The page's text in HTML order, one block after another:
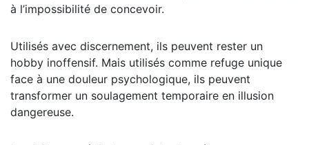
à l’impossibilité de concevoir.
Utilisés avec discernement, ils peuvent rester un
hobby inoffensif. Mais utilisés comme refuge unique
face à une douleur psychologique, ils peuvent
transformer un soulagement temporaire en illusion
dangereuse.